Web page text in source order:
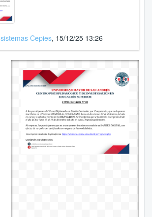
sistemas Cepies, 15/12/25 13:26